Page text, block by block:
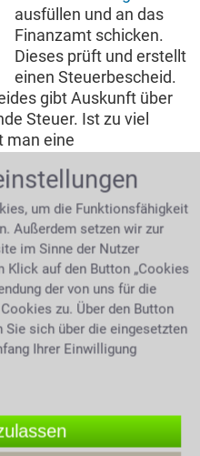
ausfüllen und an das
Finanzamt schicken.
Dieses prüft und erstellt
einen Steuerbescheid.
gibt Auskunft über
Steuer. Ist zu viel
man eine
gegen jeden
gegen den
möglich, zunächst per
einer Klage. Ohne
Steuerprobleme
einen Anwalt für
zu Ihrem
um die Funktionsfähigkeit
Außerdem setzen wir zur
im Sinne der Nutzer
auf den Button „Cookies
der von uns für die
zu. Über den Button
Sie sich über die eingesetzten
Ihrer Einwilligung